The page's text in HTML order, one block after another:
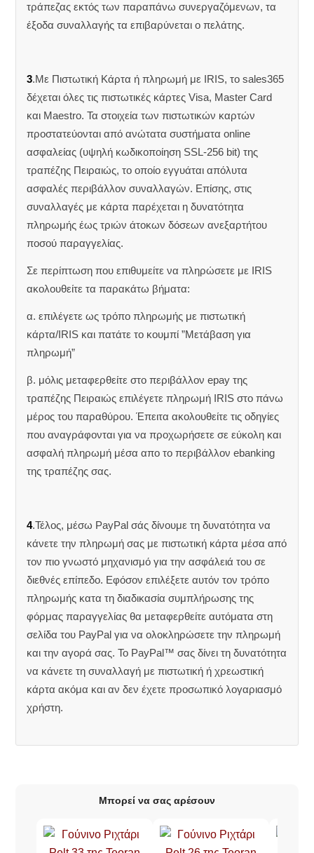
τράπεζας εκτός των παραπάνω συνεργαζόμενων, τα
έξοδα συναλλαγής τα επιβαρύνεται ο πελάτης.
3.Με Πιστωτική Κάρτα ή πληρωμή με IRIS, το sales365
δέχεται όλες τις πιστωτικές κάρτες Visa, Master Card
και Maestro. Τα στοιχεία των πιστωτικών καρτών
προστατεύονται από ανώτατα συστήματα online
ασφαλείας (υψηλή κωδικοποίηση SSL-256 bit) της
τραπέζης Πειραιώς, το οποίο εγγυάται απόλυτα
ασφαλές περιβάλλον συναλλαγών. Επίσης, στις
συναλλαγές με κάρτα παρέχεται η δυνατότητα
πληρωμής έως τριών άτοκων δόσεων ανεξαρτήτου
ποσού παραγγελίας.
Σε περίπτωση που επιθυμείτε να πληρώσετε με IRIS
ακολουθείτε τα παρακάτω βήματα:
α. επιλέγετε ως τρόπο πληρωμής με πιστωτική
κάρτα/IRIS και πατάτε το κουμπί ”Μετάβαση για
πληρωμή”
β. μόλις μεταφερθείτε στο περιβάλλον epay της
τραπέζης Πειραιώς επιλέγετε πληρωμή IRIS στο πάνω
μέρος του παραθύρου. Έπειτα ακολουθείτε τις οδηγίες
που αναγράφονται για να προχωρήσετε σε εύκολη και
ασφαλή πληρωμή μέσα απο το περιβάλλον ebanking
της τραπέζης σας.
4.Τέλος, μέσω PayPal σάς δίνουμε τη δυνατότητα να
κάνετε την πληρωμή σας με πιστωτική κάρτα μέσα από
τον πιο γνωστό μηχανισμό για την ασφάλειά του σε
διεθνές επίπεδο. Εφόσον επιλέξετε αυτόν τον τρόπο
πληρωμής κατα τη διαδικασία συμπλήρωσης της
φόρμας παραγγελίας θα μεταφερθείτε αυτόματα στη
σελίδα του PayPal για να ολοκληρώσετε την πληρωμή
και την αγορά σας. Το PayPal™ σας δίνει τη δυνατότητα
να κάνετε τη συναλλαγή με πιστωτική ή χρεωστική
κάρτα ακόμα και αν δεν έχετε προσωπικό λογαριασμό
χρήστη.
Μπορεί να σας αρέσουν